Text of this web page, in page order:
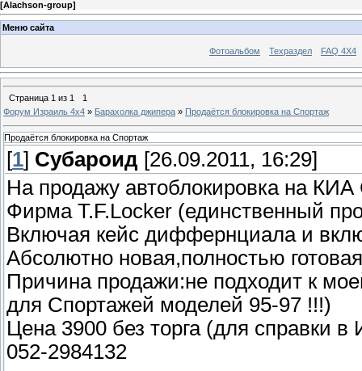
[Alachson-group]
Меню сайта
Фотоальбом Техраздел FAQ 4X4
Страница 1 из 1
1
Форум Израиль 4х4 » Барахолка джипера » Продаётся блокировка на Спортаж
Продаётся блокировка на Спортаж
[1] Субароид [26.09.2011, 16:29]
На продажу автоблокировка на
Фирма T.F.Locker (единственный
Включая кейс диффернциала и
Абсолютно новая,полностью
Причина продажи:не подходит к
для Спортажей моделей 95-97 !!!)
Цена 3900 без торга (для справки
052-2984132